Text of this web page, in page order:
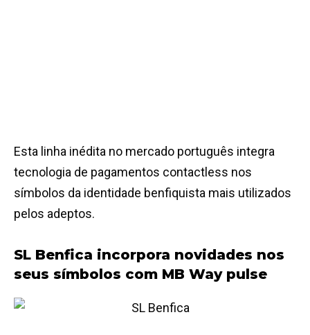
Esta linha inédita no mercado português integra
tecnologia de pagamentos contactless nos
símbolos da identidade benfiquista mais utilizados
pelos adeptos.
SL Benfica incorpora novidades nos
seus símbolos com MB Way pulse